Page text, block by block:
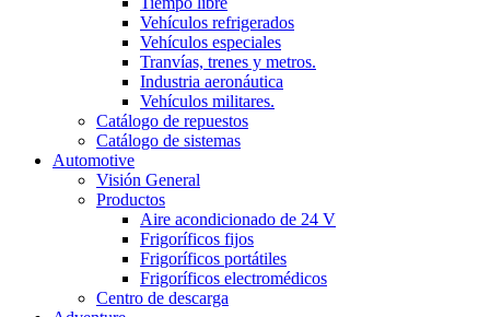
Vehículos refrigerados
Vehículos especiales
Tranvías, trenes y metros.
Industria aeronáutica
Vehículos militares.
Catálogo de repuestos
Catálogo de sistemas
Automotive
Visión General
Productos
Aire acondicionado de 24 V
Frigoríficos fijos
Frigoríficos portátiles
Frigoríficos electromédicos
Centro de descarga